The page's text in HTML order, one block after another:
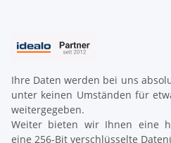
Ihre Daten werden bei uns
unter keinen Umständen für
weitergegeben.
Weiter bieten wir Ihnen eine
eine 256-Bit verschlüsselte